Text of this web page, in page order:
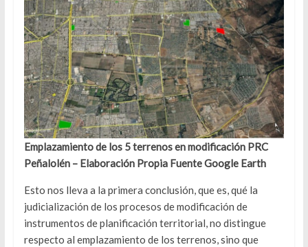
Emplazamiento de los 5 terrenos en modificación PRC
Peñalolén – Elaboración Propia Fuente Google Earth
Esto nos lleva a la primera conclusión, que es, qué la
judicialización de los procesos de modificación de
instrumentos de planificación territorial, no distingue
respecto al emplazamiento de los terrenos, sino que